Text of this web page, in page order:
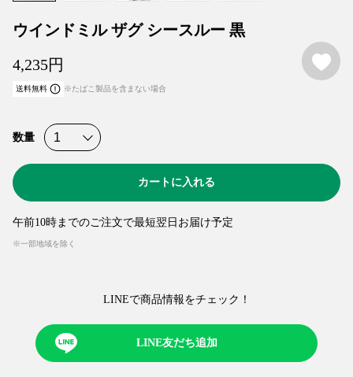
ウインドミル ザグ シースルー 黒
4,235円
送料無料 ※たばこ製品を含まない場合
午前10時までのご注文で最短翌日お届け予定
※一部地域を除く
数量
カートに入れる
LINEで商品情報をチェック！​
LINE友だち追加